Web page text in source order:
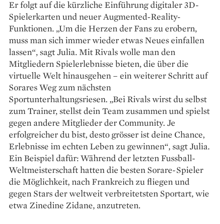
Er folgt auf die kürzliche Einführung digitaler 3D-
Spieler­karten und neuer Augmented-­Reality-
Funktionen. „Um die Herzen der Fans zu erobern,
muss man sich immer wieder etwas Neues einfallen
lassen“, sagt Julia. Mit Rivals wolle man den
Mitgliedern Spiel­erlebnisse bieten, die über die
virtuelle Welt hinausgehen – ein weiterer Schritt auf
Sorares Weg zum nächsten
Sportunterhaltungsriesen. „Bei Rivals wirst du selbst
zum Trainer, stellst dein Team zusammen und spielst
gegen andere Mitglieder der Community. Je
erfolgreicher du bist, desto grösser ist deine Chance,
Erlebnisse im echten Leben zu gewinnen“, sagt Julia.
Ein Beispiel dafür: Während der letzten Fussball-
Weltmeisterschaft hatten die besten Sorare-Spieler
die Möglichkeit, nach Frankreich zu fliegen und
gegen Stars der weltweit verbreitetsten Sportart, wie
etwa Zinedine Zidane, an­zutreten.